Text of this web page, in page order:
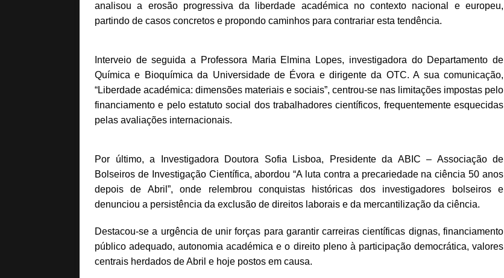
analisou a erosão progressiva da liberdade académica no contexto nacional e europeu,
partindo de casos concretos e propondo caminhos para contrariar esta tendência.
Interveio de seguida a Professora Maria Elmina Lopes, investigadora do Departamento de
Química e Bioquímica da Universidade de Évora e dirigente da OTC. A sua comunicação,
“Liberdade académica: dimensões materiais e sociais”, centrou-se nas limitações impostas pelo
financiamento e pelo estatuto social dos trabalhadores científicos, frequentemente esquecidas
pelas avaliações internacionais.
Por último, a Investigadora Doutora Sofia Lisboa, Presidente da ABIC – Associação de
Bolseiros de Investigação Científica, abordou “A luta contra a precariedade na ciência 50 anos
depois de Abril”, onde relembrou conquistas históricas dos investigadores bolseiros e
denunciou a persistência da exclusão de direitos laborais e da mercantilização da ciência.
Destacou-se a urgência de unir forças para garantir carreiras científicas dignas, financiamento
público adequado, autonomia académica e o direito pleno à participação democrática, valores
centrais herdados de Abril e hoje postos em causa.